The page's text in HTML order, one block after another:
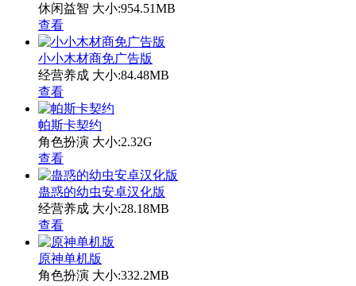
休闲益智 大小:954.51MB
查看
小小木材商免广告版
经营养成 大小:84.48MB
查看
帕斯卡契约
角色扮演 大小:2.32G
查看
蛊惑的幼虫安卓汉化版
经营养成 大小:28.18MB
查看
原神单机版
角色扮演 大小:332.2MB